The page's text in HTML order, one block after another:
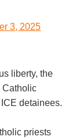
3, 2025
liberty, the
Catholic
detainees.
priests